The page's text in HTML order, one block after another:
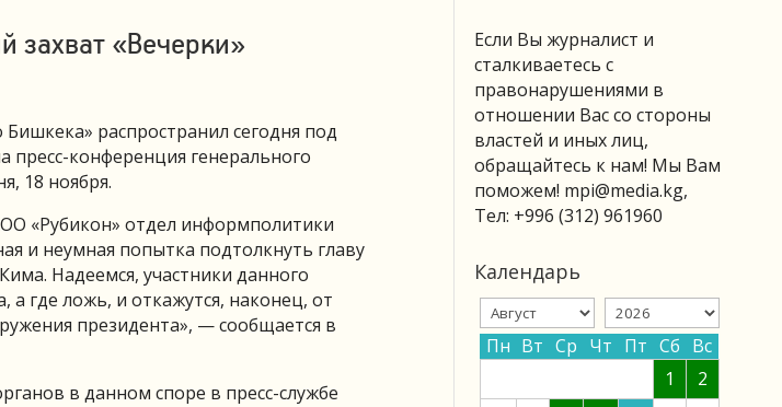
захват «Вечерки»
распространил сегодня под
конференция генерального
18 ноября.
«Рубикон» отдел информполитики
и неумная попытка подтолкнуть главу
Надеемся, участники данного
а где ложь, и откажутся, наконец, от
президента», — сообщается в
в данном споре в пресс-службе
Если Вы журналист и
сталкиваетесь с
правонарушениями в
отношении Вас со стороны
властей и иных лиц,
обращайтесь к нам! Мы Вам
поможем! mpi@media.kg,
Тел: +996 (312) 961960
Календарь
Пн Вт Ср Чт Пт Сб Вс
1
2